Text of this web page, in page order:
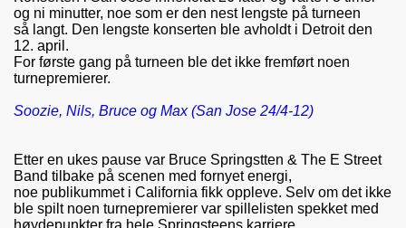
og ni minutter, noe som er den nest lengste på turneen
så langt. Den lengste konserten ble avholdt i Detroit den
12. april.
For første gang på turneen ble det ikke fremført noen
turnepremierer.
Soozie, Nils, Bruce og Max (San Jose 24/4-12)
Etter en ukes pause var Bruce Springstten & The E Street
Band tilbake på scenen med fornyet energi,
noe publikummet i California fikk oppleve. Selv om det ikke
ble spilt noen turnepremierer var spillelisten spekket med
høydepunkter fra hele Springsteens karriere.